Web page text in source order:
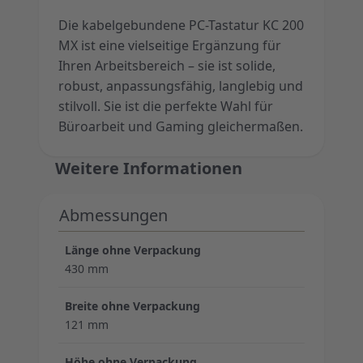
Die kabelgebundene PC-Tastatur KC 200
MX ist eine vielseitige Ergänzung für
Ihren Arbeitsbereich – sie ist solide,
robust, anpassungsfähig, langlebig und
stilvoll. Sie ist die perfekte Wahl für
Büroarbeit und Gaming gleichermaßen.
Weitere Informationen
Abmessungen
Länge ohne Verpackung
430 mm
Breite ohne Verpackung
121 mm